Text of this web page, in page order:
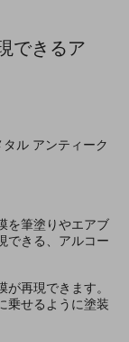
できるア
ル アンティーク
を筆塗りやエアブ
できる、アルコー
再現できます。
乗せるように塗装